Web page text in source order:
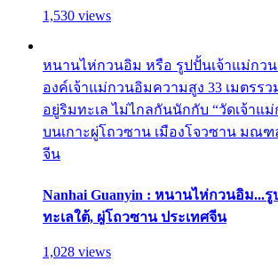
1,530 views
หนานไห่กวนอิม หรือ รูปปั้นเจ้าแม่กวน
องค์เจ้าแม่กวนอิมความสูง 33 เมตรร
อยู่ริมทะเล ไม่ไกลกันนักกับ “วัดเจ้าแ
บนเกาะผู่โถวซาน เมืองโจวซาน มณฑล
จีน
Nanhai Guanyin : หนานไห่กวนอิม...
ทะเลใต้, ผู่โถวซาน ประเทศจีน
1,028 views